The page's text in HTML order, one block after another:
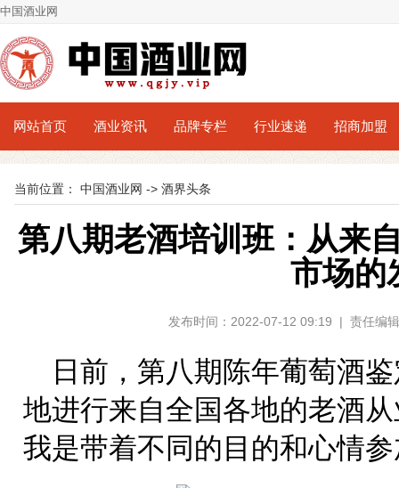
中国酒业网
网站首页 酒业资讯 品牌专栏 行业速递 招商加盟
当前位置： 中国酒业网 -> 酒界头条
第八期老酒培训班：从来
市场的
发布时间：2022-07-12 09:19 | 责任
日前，第八期陈年葡萄酒
地进行来自全国各地的老酒
我是带着不同的目的和心情